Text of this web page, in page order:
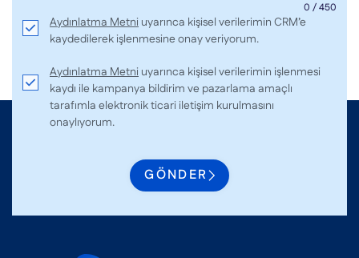
0 / 450
Aydınlatma Metni uyarınca kişisel verilerimin CRM’e
kaydedilerek işlenmesine onay veriyorum.
Aydınlatma Metni uyarınca kişisel verilerimin işlenmesi
kaydı ile kampanya bildirim ve pazarlama amaçlı
tarafımla elektronik ticari iletişim kurulmasını
onaylıyorum.
GÖNDER